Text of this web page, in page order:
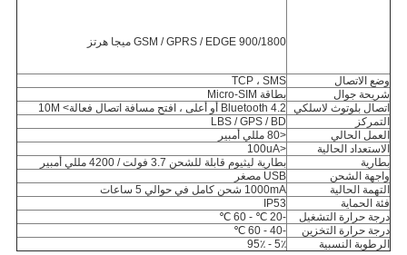
GSM / GPRS / EDGE 900/1800 ميجا هرتز
وضع الاتصال
TCP ، SMS
شريحة جوال
بطاقة Micro-SIM
اتصال بلوتوث لاسلكي
Bluetooth 4.2 أو أعلى ، افتح مسافة اتصال فعالة> 10M
التمركز
LBS / GPS / BD
العمل الحالي
<80 مللي أمبير
الاستعداد الحالية
<100uA
بطارية
بطارية ليثيوم قابلة للشحن 3.7 فولت / 4200 مللي أمبير
واجهة الشحن
USB مصغر
التهمة الحالية
1000mA شحن كامل في حوالي 5 ساعات
فئة الحماية
IP53
درجة حرارة التشغيل
-20 ℃ - 60 ℃
درجة حرارة التخزين
-40 - 60 ℃
الرطوبة النسبية
5٪ - 95٪